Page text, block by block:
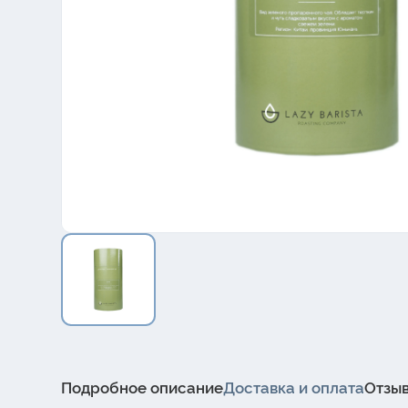
Подробное описаниеДоставка и оплата